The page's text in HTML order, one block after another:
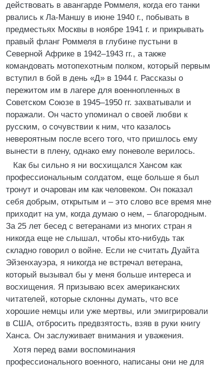
действовать в авангарде Роммеля, когда его танки
рвались к Ла-Маншу в июне 1940 г., побывать в
предместьях Москвы в ноябре 1941 г. и прикрывать
правый фланг Роммеля в глубине пустыни в
Северной Африке в 1942–1943 гг., а также
командовать мотопехотным полком, который первым
вступил в бой в день «Д» в 1944 г. Рассказы о
пережитом им в лагере для военнопленных в
Советском Союзе в 1945–1950 гг. захватывали и
поражали. Он часто упоминал о своей любви к
русским, о сочувствии к ним, что казалось
невероятным после всего того, что пришлось ему
вынести в плену, однако ему поневоле верилось.
Как бы сильно я ни восхищался Хансом как
профессиональным солдатом, еще больше я был
тронут и очарован им как человеком. Он показал
себя добрым, открытым и – это слово все время мне
приходит на ум, когда думаю о нем, – благородным.
За 25 лет бесед с ветеранами из многих стран я
никогда еще не слышал, чтобы кто-нибудь так
складно говорил о войне. Если не считать Дуайта
Эйзенхауэра, я никогда не встречал ветерана,
который вызывал бы у меня больше интереса и
восхищения. Я призываю всех американских
читателей, которые склонны думать, что все
хорошие немцы или уже мертвы, или эмигрировали
в США, отбросить предвзятость, взяв в руки книгу
Ханса. Он заслуживает внимания и уважения.
Хотя перед вами воспоминания
профессионального военного, написаны они не для